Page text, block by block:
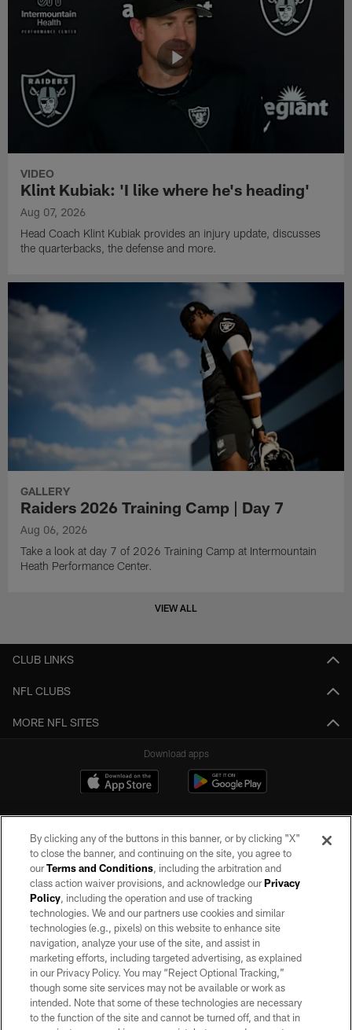
VIDEO
Klint Kubiak: 'I like where he's heading'
Aug 07, 2026
Head Coach Klint Kubiak provides an injury update, discusses
the quarterbacks, the defense and more.
GALLERY
Raiders 2026 Training Camp | Day 7
Aug 06, 2026
Take a look at day 7 of 2026 Training Camp at Intermountain
Heath Performance Center.
VIEW ALL
CLUB LINKS
NFL CLUBS
MORE NFL SITES
Download apps
©2026 by the Las Vegas Raiders. All rights reserved. No portion of this site
may be reproduced without the express written permission of the Las Vegas
Raiders.
PRIVACY POLICY
TERMS OF SERVICE
ACCESSIBILITY
By clicking any of the buttons in this banner, or by clicking "X"
to close the banner, and continuing on the site, you agree to
ourTerms and Conditions, including the arbitration and
class action waiver provisions, and acknowledge ourPrivacy
Policy, including the operation and use of tracking
technologies. We and our partners use cookies and similar
technologies (e.g., pixels) on this website to enhance site
navigation, analyze your use of the site, and assist in
marketing efforts, including targeted advertising, as explained
in our Privacy Policy. You may “Reject Optional Tracking,”
though some site services may not be available or work as
intended. Note that some of these technologies are necessary
to the function of the site and cannot be turned off, and that in